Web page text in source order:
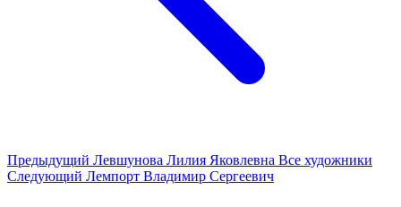
Предыдущий Левшунова Лилия Яковлевна Все художники
Следующий Лемпорт Владимир Сергеевич